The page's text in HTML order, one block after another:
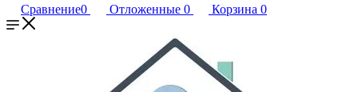
Сравнение0 Отложенные 0 Корзина 0